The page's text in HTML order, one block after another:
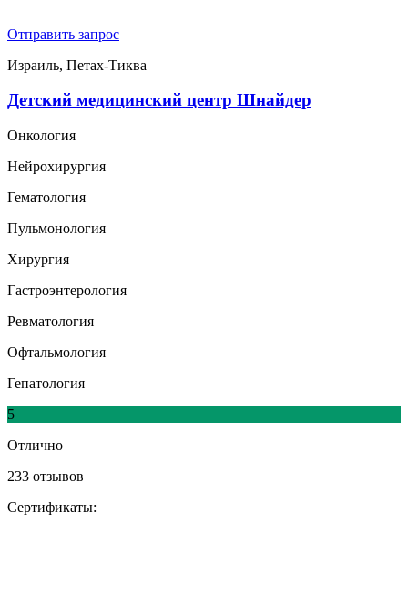
Отправить запрос
Израиль, Петах-Тиква
Детский медицинский центр Шнайдер
Онкология
Нейрохирургия
Гематология
Пульмонология
Хирургия
Гастроэнтерология
Ревматология
Офтальмология
Гепатология
5
Отлично
233 отзывов
Сертификаты: